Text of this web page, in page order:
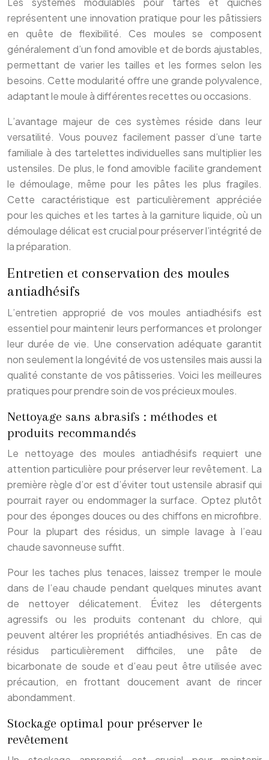
représentent une innovation pratique pour les pâtissiers
en quête de flexibilité. Ces moules se composent
généralement d’un fond amovible et de bords ajustables,
permettant de varier les tailles et les formes selon les
besoins. Cette modularité offre une grande polyvalence,
adaptant le moule à différentes recettes ou occasions.
L’avantage majeur de ces systèmes réside dans leur
versatilité. Vous pouvez facilement passer d’une tarte
familiale à des tartelettes individuelles sans multiplier les
ustensiles. De plus, le fond amovible facilite grandement
le démoulage, même pour les pâtes les plus fragiles.
Cette caractéristique est particulièrement appréciée
pour les quiches et les tartes à la garniture liquide, où un
démoulage délicat est crucial pour préserver l’intégrité de
la préparation.
Entretien et conservation des moules
antiadhésifs
L’entretien approprié de vos moules antiadhésifs est
essentiel pour maintenir leurs performances et prolonger
leur durée de vie. Une conservation adéquate garantit
non seulement la longévité de vos ustensiles mais aussi la
qualité constante de vos pâtisseries. Voici les meilleures
pratiques pour prendre soin de vos précieux moules.
Nettoyage sans abrasifs : méthodes et
produits recommandés
Le nettoyage des moules antiadhésifs requiert une
attention particulière pour préserver leur revêtement. La
première règle d’or est d’éviter tout ustensile abrasif qui
pourrait rayer ou endommager la surface. Optez plutôt
pour des éponges douces ou des chiffons en microfibre.
Pour la plupart des résidus, un simple lavage à l’eau
chaude savonneuse suffit.
Pour les taches plus tenaces, laissez tremper le moule
dans de l’eau chaude pendant quelques minutes avant
de nettoyer délicatement. Évitez les détergents
agressifs ou les produits contenant du chlore, qui
peuvent altérer les propriétés antiadhésives. En cas de
résidus particulièrement difficiles, une pâte de
bicarbonate de soude et d’eau peut être utilisée avec
précaution, en frottant doucement avant de rincer
abondamment.
Stockage optimal pour préserver le
revêtement